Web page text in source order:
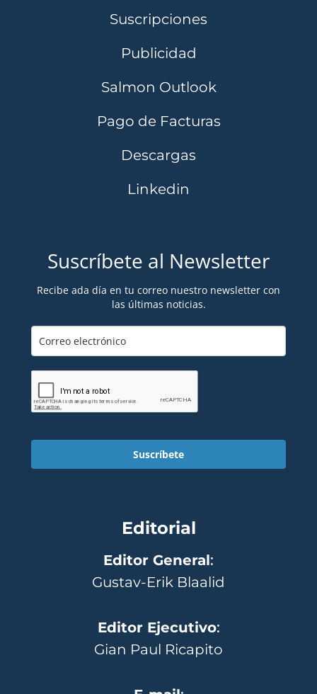
Suscripciones
Publicidad
Salmon Outlook
Pago de Facturas
Descargas
Linkedin
Suscríbete al Newsletter
Recibe ada día en tu correo nuestro newsletter con
las últimas noticias.
Suscríbete
Editorial
Editor General:
Gustav-Erik Blaalid
Editor Ejecutivo:
Gian Paul Ricapito